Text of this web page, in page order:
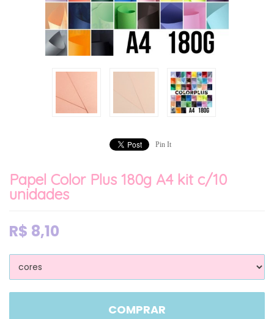
Pin It
Papel Color Plus 180g A4 kit c/10
unidades
R$ 8,10
COMPRAR